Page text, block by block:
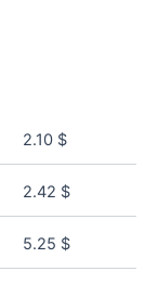
2.10 $
2.42 $
5.25 $